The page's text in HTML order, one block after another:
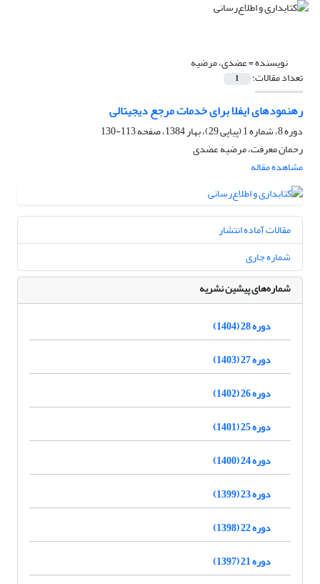
نویسنده =عضدی، مرضیه
تعداد مقالات: 1
رهنمودهای ایفلا برای خدمات مرجع دیجیتالی
دوره 8، شماره 1 (پیاپی 29)، بهار 1384، صفحه
113-130
رحمان معرفت، مرضیه عضدی
مشاهده مقاله
مقالات آماده انتشار
شماره جاری
شماره‌های پیشین نشریه
دوره 28 (1404)
دوره 27 (1403)
دوره 26 (1402)
دوره 25 (1401)
دوره 24 (1400)
دوره 23 (1399)
دوره 22 (1398)
دوره 21 (1397)